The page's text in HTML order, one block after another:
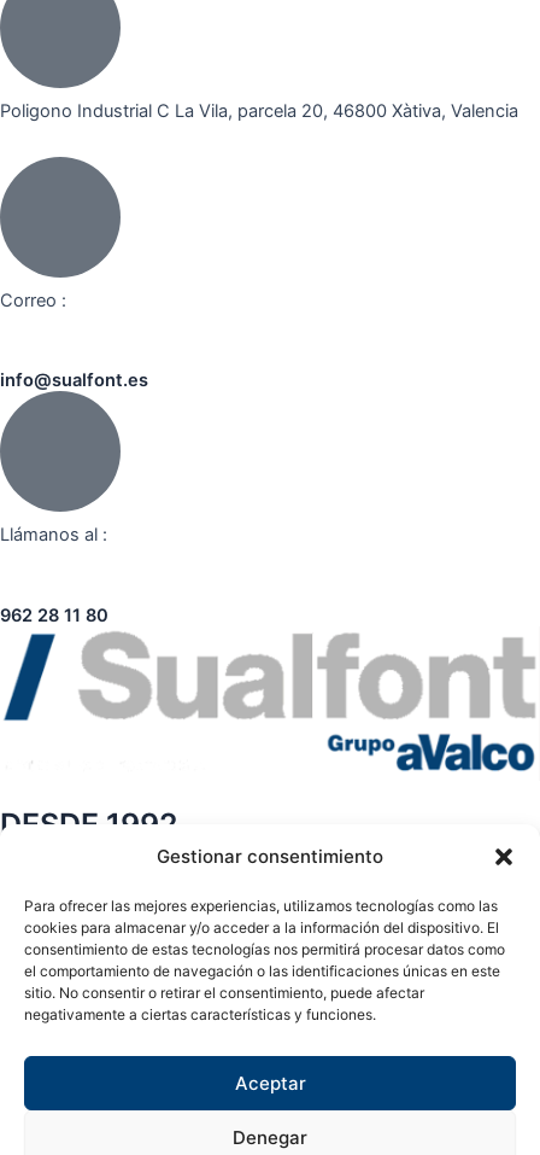
Gestionar consentimiento
Para ofrecer las mejores experiencias, utilizamos tecnologías como las
cookies para almacenar y/o acceder a la información del dispositivo. El
consentimiento de estas tecnologías nos permitirá procesar datos como
el comportamiento de navegación o las identificaciones únicas en este
sitio. No consentir o retirar el consentimiento, puede afectar
negativamente a ciertas características y funciones.
Aceptar
Denegar
Poligono Industrial C La Vila, parcela 20, 46800 Xàtiva, Valencia
Correo :
info@sualfont.es
Llámanos al :
962 28 11 80
DESDE 1992
Sobre nosotros
Contacto
Tienda
Páginas legales
Aviso legal
Política de cookies